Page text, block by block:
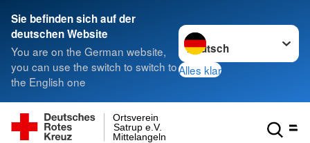
Sie befinden sich auf der
deutschen Website
You are on the German website,
you can use the switch to switch to
the English one
Sprache wechseln zu
Alles klar
Mittelangeln
Satrup e.V.
Ortsverein